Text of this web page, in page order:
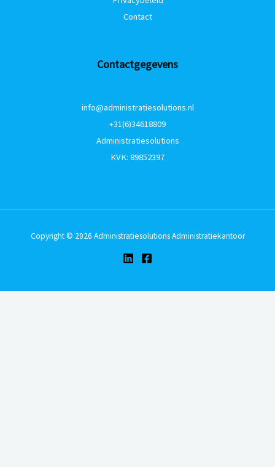
Contact
Contactgegevens
info@administratiesolutions.nl
+31(6)34618809
Administratiesolutions
KVK: 89852397
Copyright © 2026 Administratiesolutions Administratiekantoor